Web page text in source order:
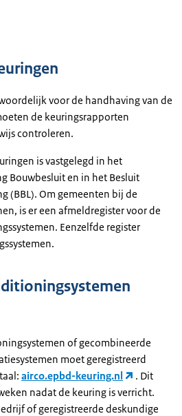
voor de handhaving van de
de keuringsrapporten
controleren.
is vastgelegd in het
Bouwbesluit en in het Besluit
(BBL). Om gemeenten bij de
is er een afmeldregister voor de
Eenzelfde register
of gecombineerde
moet geregistreerd
airco.epbd-keuring.nl
. Dit
nadat de keuring is verricht.
of geregistreerde deskundige